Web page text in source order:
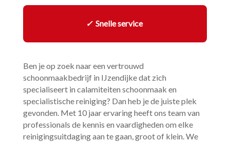
✓Snelle service
Ben je op zoek naar een vertrouwd
schoonmaakbedrijf in IJzendijke dat zich
specialiseert in calamiteiten schoonmaak en
specialistische reiniging? Dan heb je de juiste plek
gevonden.​ Met 10 jaar ervaring heeft ons team van
professionals de kennis en vaardigheden om elke
reinigingsuitdaging aan te gaan, groot of klein.​ We